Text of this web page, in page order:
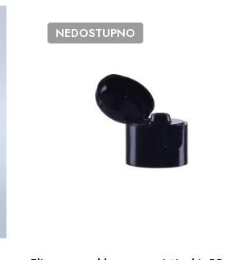
NEDOSTUPNO